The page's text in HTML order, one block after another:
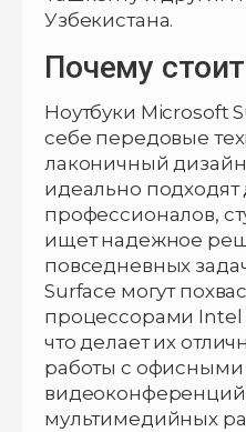
Узбекистана.
Почему
Ноутбуки Microsoft
себе передовые
лаконичный
идеально подходят
профессионалов,
ищет надежное
повседневных
Surface могут
процессорами Intel
что делает их
работы с
мультимедийных